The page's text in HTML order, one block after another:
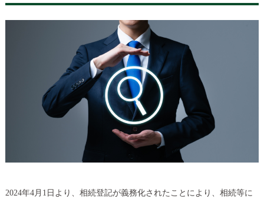
2024年4月1日より、相続登記が義務化されたことにより、相続等に